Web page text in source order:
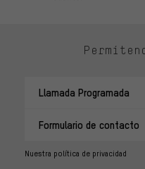
Llamada Programada
Formulario de contacto
Nuestra política de privacidad